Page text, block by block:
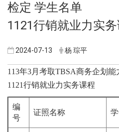
检定 学生名单
1121行销就业力实
2024-07-13 杨 琮平
113年3月考取TBSA商务企划
1121行销就业力实务课程
编
号
证照名称